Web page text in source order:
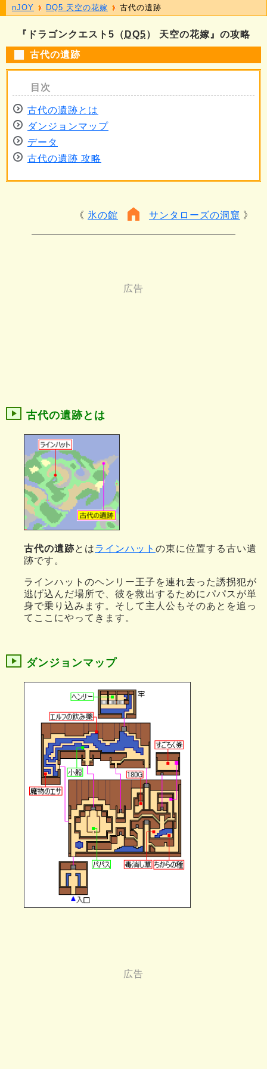
『ドラゴンクエスト5（ DQ5） 天空の花嫁』の攻略
古代の遺跡
古代の遺跡とは
ダンジョンマップ
データ
古代の遺跡 攻略
氷の館 サンタローズの洞窟
古代の遺跡とは
古代の遺跡とはラインハット の東に位置する古い遺
跡です。
ラインハットのヘンリー王子を連れ去った誘拐犯が
逃げ込んだ場所で、彼を救出するためにパパスが単
身で乗り込みます。そして主人公もそのあとを追っ
てここにやってきます。
ダンジョンマップ
nJOY DQ5 天空の花嫁 古代の遺跡